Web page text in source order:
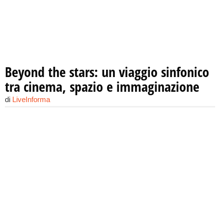
Beyond the stars: un viaggio sinfonico
tra cinema, spazio e immaginazione
di LiveInforma